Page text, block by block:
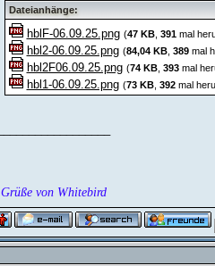
Dateianhänge:
hblF-06.09.25.png (47 KB, 391mal
hbl2-06.09.25.png (84,04 KB, 389mal
hbl2F06.09.25.png (74 KB, 393mal
hbl1-06.09.25.png (73 KB, 392mal
Grüße von Whitebird